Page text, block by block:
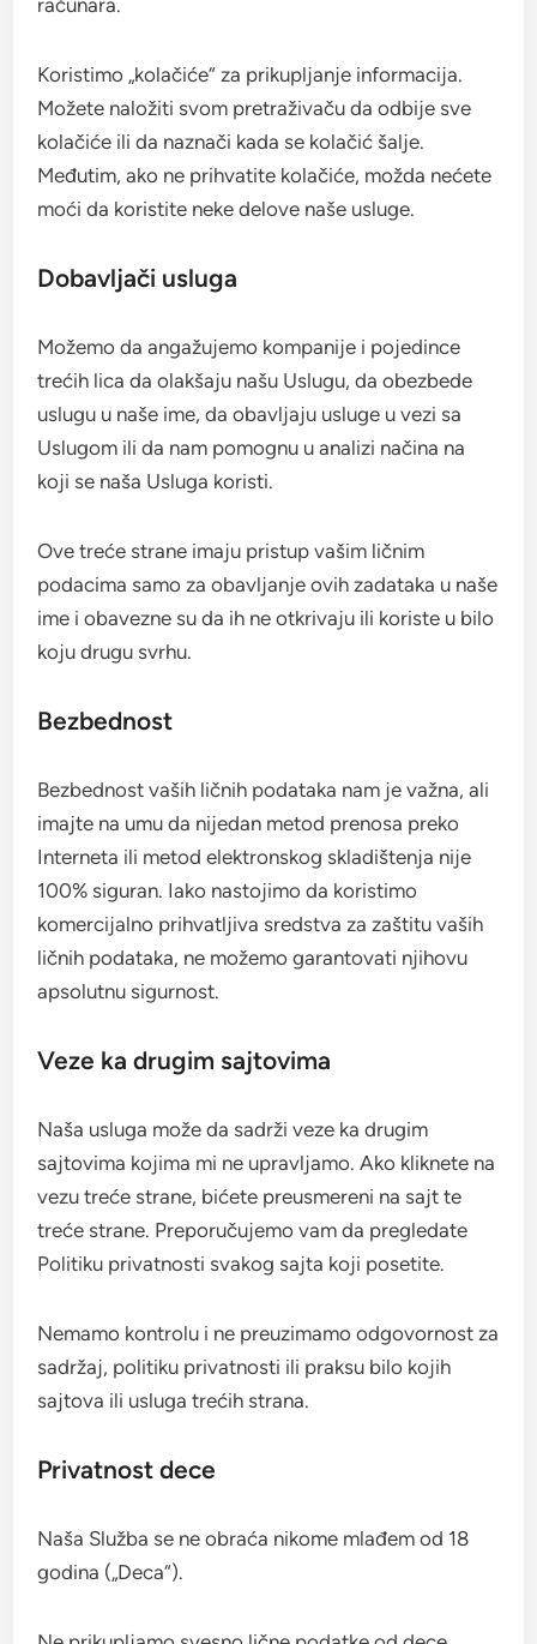
Koristimo „kolačiće“ za prikupljanje informacija.
Možete naložiti svom pretraživaču da odbije sve
kolačiće ili da naznači kada se kolačić šalje.
Međutim, ako ne prihvatite kolačiće, možda nećete
moći da koristite neke delove naše usluge.
Dobavljači usluga
Možemo da angažujemo kompanije i pojedince
trećih lica da olakšaju našu Uslugu, da obezbede
uslugu u naše ime, da obavljaju usluge u vezi sa
Uslugom ili da nam pomognu u analizi načina na
koji se naša Usluga koristi.
Ove treće strane imaju pristup vašim ličnim
podacima samo za obavljanje ovih zadataka u naše
ime i obavezne su da ih ne otkrivaju ili koriste u bilo
koju drugu svrhu.
Bezbednost
Bezbednost vaših ličnih podataka nam je važna, ali
imajte na umu da nijedan metod prenosa preko
Interneta ili metod elektronskog skladištenja nije
100% siguran. Iako nastojimo da koristimo
komercijalno prihvatljiva sredstva za zaštitu vaših
ličnih podataka, ne možemo garantovati njihovu
apsolutnu sigurnost.
Veze ka drugim sajtovima
Naša usluga može da sadrži veze ka drugim
sajtovima kojima mi ne upravljamo. Ako kliknete na
vezu treće strane, bićete preusmereni na sajt te
treće strane. Preporučujemo vam da pregledate
Politiku privatnosti svakog sajta koji posetite.
Nemamo kontrolu i ne preuzimamo odgovornost za
sadržaj, politiku privatnosti ili praksu bilo kojih
sajtova ili usluga trećih strana.
Privatnost dece
Naša Služba se ne obraća nikome mlađem od 18
godina („Deca“).